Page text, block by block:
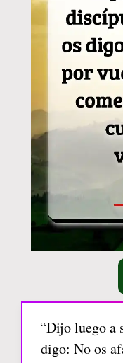
“Dijo luego a
digo: No os